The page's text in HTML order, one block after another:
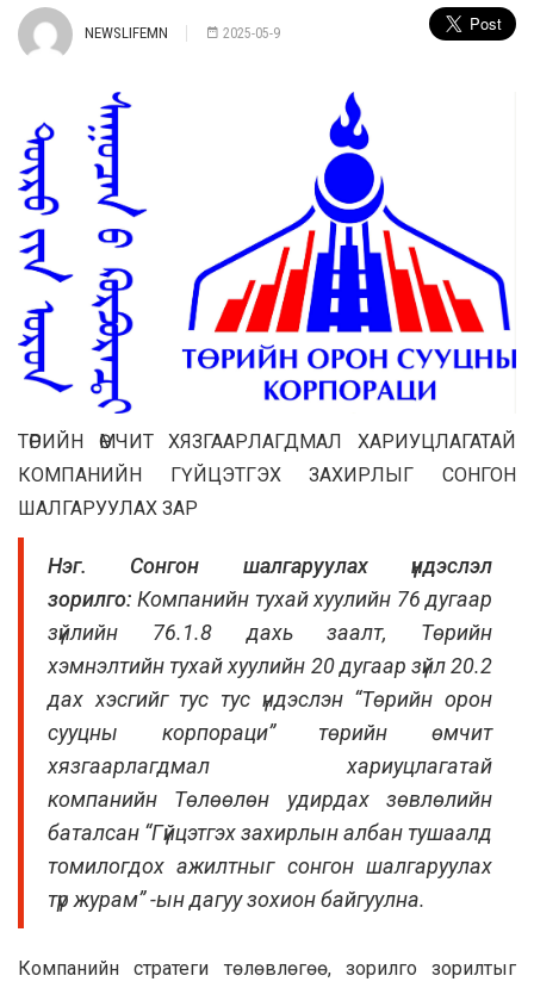
NEWSLIFEMN 2025-05-9
ТӨРИЙН ӨМЧИТ ХЯЗГААРЛАГДМАЛ ХАРИУЦЛАГАТАЙ
КОМПАНИЙН ГҮЙЦЭТГЭХ ЗАХИРЛЫГ СОНГОН
ШАЛГАРУУЛАХ ЗАР
Нэг. Сонгон шалгаруулах үндэслэл
зорилго:Компанийн тухай хуулийн 76 дугаар
зүйлийн 76.1.8 дахь заалт, Төрийн
хэмнэлтийн тухай хуулийн 20 дугаар зүйл 20.2
дах хэсгийг тус тус үндэслэн “Төрийн орон
сууцны корпораци” төрийн өмчит
хязгаарлагдмал хариуцлагатай
компанийн Төлөөлөн удирдах зөвлөлийн
баталсан “Гүйцэтгэх захирлын албан тушаалд
томилогдох ажилтныг сонгон шалгаруулах
түр журам” -ын дагуу зохион байгуулна.
Компанийн стратеги төлөвлөгөө, зорилго зорилтыг